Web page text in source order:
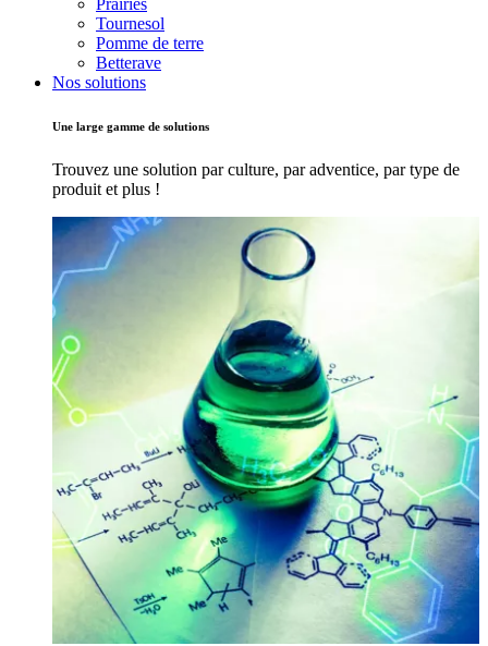
Prairies
Tournesol
Pomme de terre
Betterave
Nos solutions
Une large gamme de solutions
Trouvez une solution par culture, par adventice, par type de
produit et plus !